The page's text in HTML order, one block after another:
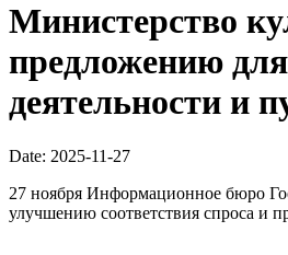
Министерство
предложению
деятельности и
Date: 2025-11-27
27 ноября Информационное бюро
улучшению соответствия спроса и